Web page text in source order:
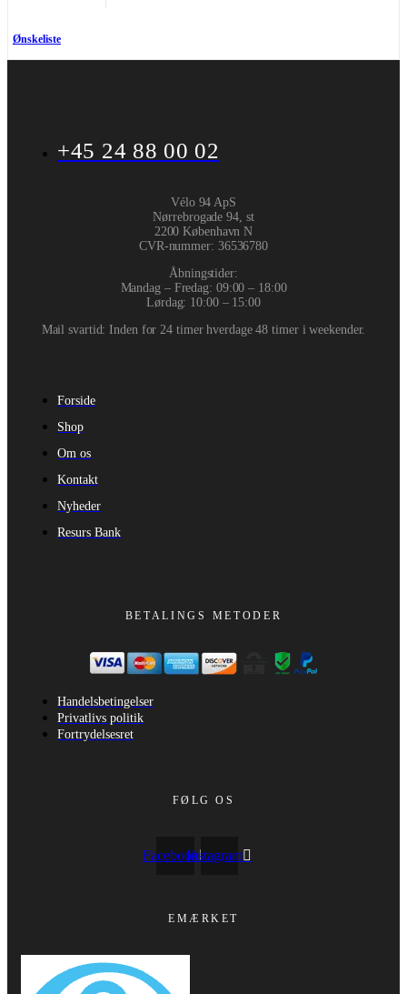
Ønskeliste
+45 24 88 00 02
Vélo 94 ApS
Nørrebrogade 94, st
2200 København N
CVR-nummer: 36536780
Åbningstider:
Mandag – Fredag: 09:00 – 18:00
Lørdag: 10:00 – 15:00
Mail svartid: Inden for 24 timer hverdage 48 timer i weekender.
Forside
Shop
Om os
Kontakt
Nyheder
Resurs Bank
BETALINGS METODER
Handelsbetingelser
Privatlivs politik
Fortrydelsesret
FØLG OS
FacebookInstagram
EMÆRKET